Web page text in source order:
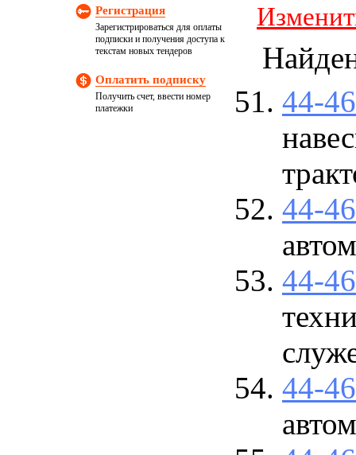
Регистрация
Зарегистрироваться для оплаты
подписки и получения доступа к
текстам новых тендеров
Оплатить подписку
Получить счет, ввести номер
платежки
44-
44-
44-
44-